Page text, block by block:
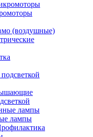
(воздушные)
лампы